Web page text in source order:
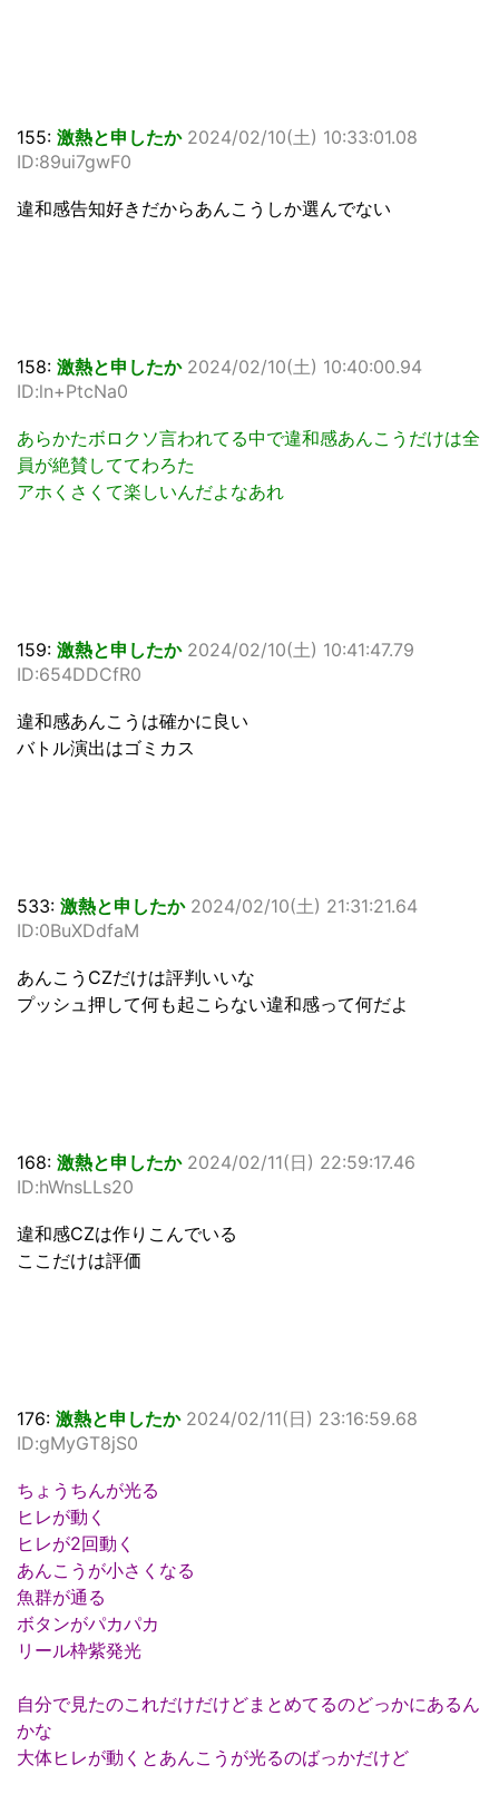
155: 激熱と申したか 2024/02/10(土) 10:33:01.08
ID:89ui7gwF0
違和感告知好きだからあんこうしか選んでない
158: 激熱と申したか 2024/02/10(土) 10:40:00.94
ID:ln+PtcNa0
あらかたボロクソ言われてる中で違和感あんこうだけは全
員が絶賛しててわろた
アホくさくて楽しいんだよなあれ
159: 激熱と申したか 2024/02/10(土) 10:41:47.79
ID:654DDCfR0
違和感あんこうは確かに良い
バトル演出はゴミカス
533: 激熱と申したか 2024/02/10(土) 21:31:21.64
ID:0BuXDdfaM
あんこうCZだけは評判いいな
プッシュ押して何も起こらない違和感って何だよ
168: 激熱と申したか 2024/02/11(日) 22:59:17.46
ID:hWnsLLs20
違和感CZは作りこんでいる
ここだけは評価
176: 激熱と申したか 2024/02/11(日) 23:16:59.68
ID:gMyGT8jS0
ちょうちんが光る
ヒレが動く
ヒレが2回動く
あんこうが小さくなる
魚群が通る
ボタンがパカパカ
リール枠紫発光
自分で見たのこれだけだけどまとめてるのどっかにあるん
かな
大体ヒレが動くとあんこうが光るのばっかだけど